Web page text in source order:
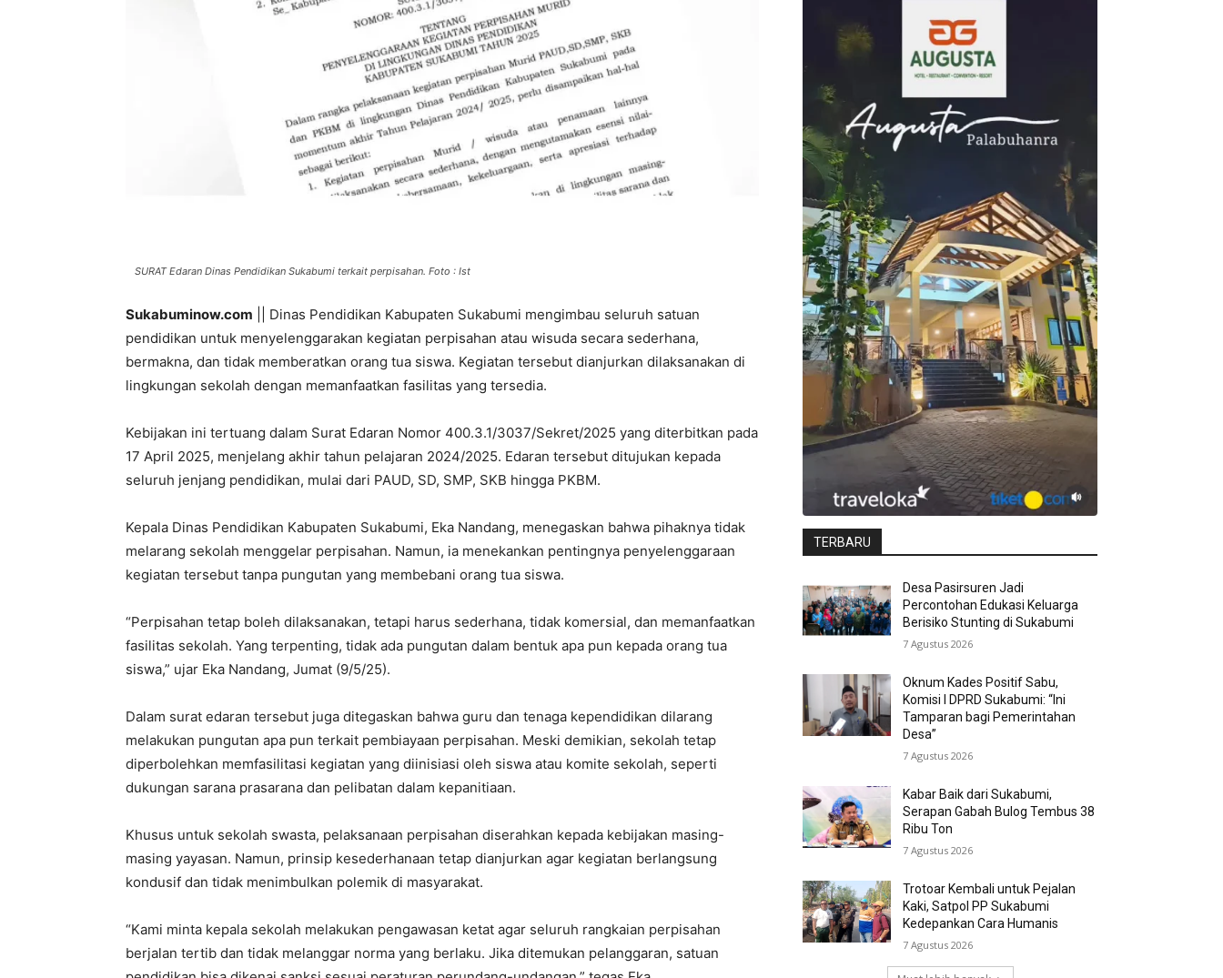
SURAT Edaran Dinas Pendidikan Sukabumi terkait perpisahan. Foto : Ist
Sukabuminow.com || Dinas Pendidikan Kabupaten Sukabumi mengimbau seluruh satuan
pendidikan untuk menyelenggarakan kegiatan perpisahan atau wisuda secara sederhana,
bermakna, dan tidak memberatkan orang tua siswa. Kegiatan tersebut dianjurkan dilaksanakan di
lingkungan sekolah dengan memanfaatkan fasilitas yang tersedia.
Kebijakan ini tertuang dalam Surat Edaran Nomor 400.3.1/3037/Sekret/2025 yang diterbitkan pada
17 April 2025, menjelang akhir tahun pelajaran 2024/2025. Edaran tersebut ditujukan kepada
seluruh jenjang pendidikan, mulai dari PAUD, SD, SMP, SKB hingga PKBM.
Kepala Dinas Pendidikan Kabupaten Sukabumi, Eka Nandang, menegaskan bahwa pihaknya tidak
melarang sekolah menggelar perpisahan. Namun, ia menekankan pentingnya penyelenggaraan
kegiatan tersebut tanpa pungutan yang membebani orang tua siswa.
“Perpisahan tetap boleh dilaksanakan, tetapi harus sederhana, tidak komersial, dan memanfaatkan
fasilitas sekolah. Yang terpenting, tidak ada pungutan dalam bentuk apa pun kepada orang tua
siswa,” ujar Eka Nandang, Jumat (9/5/25).
Dalam surat edaran tersebut juga ditegaskan bahwa guru dan tenaga kependidikan dilarang
melakukan pungutan apa pun terkait pembiayaan perpisahan. Meski demikian, sekolah tetap
diperbolehkan memfasilitasi kegiatan yang diinisiasi oleh siswa atau komite sekolah, seperti
dukungan sarana prasarana dan pelibatan dalam kepanitiaan.
Khusus untuk sekolah swasta, pelaksanaan perpisahan diserahkan kepada kebijakan masing-
masing yayasan. Namun, prinsip kesederhanaan tetap dianjurkan agar kegiatan berlangsung
kondusif dan tidak menimbulkan polemik di masyarakat.
“Kami minta kepala sekolah melakukan pengawasan ketat agar seluruh rangkaian perpisahan
berjalan tertib dan tidak melanggar norma yang berlaku. Jika ditemukan pelanggaran, satuan
TERBARU
Desa Pasirsuren Jadi
Percontohan Edukasi Keluarga
Berisiko Stunting di Sukabumi
7 Agustus 2026
Oknum Kades Positif Sabu,
Komisi I DPRD Sukabumi: “Ini
Tamparan bagi Pemerintahan
Desa”
7 Agustus 2026
Kabar Baik dari Sukabumi,
Serapan Gabah Bulog Tembus 38
Ribu Ton
7 Agustus 2026
Trotoar Kembali untuk Pejalan
Kaki, Satpol PP Sukabumi
Kedepankan Cara Humanis
7 Agustus 2026